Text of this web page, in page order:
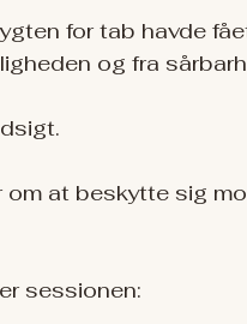
for tab havde
og fra
at beskytte sig
sessionen: